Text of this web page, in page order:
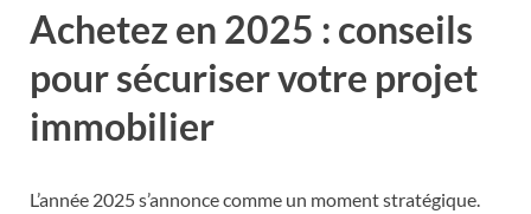
Achetez en 2025 : conseils
pour sécuriser votre projet
immobilier
L’année 2025 s’annonce comme un moment stratégique.